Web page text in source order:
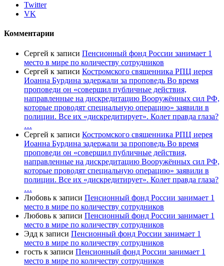
Twitter
VK
Комментарии
Сергей к записи Пенсионный фонд России занимает 1
место в мире по количеству сотрудников
Сергей к записи Костромского священника РПЦ иерея
Иоанна Бурдина задержали за проповедь Во время
проповеди он «совершил публичные действия,
направленные на дискредитацию Вооружённых сил РФ,
которые проводят специальную операцию» заявили в
полиции. Все их «дискредитирует». Колет правда глаза?
…
Сергей к записи Костромского священника РПЦ иерея
Иоанна Бурдина задержали за проповедь Во время
проповеди он «совершил публичные действия,
направленные на дискредитацию Вооружённых сил РФ,
которые проводят специальную операцию» заявили в
полиции. Все их «дискредитирует». Колет правда глаза?
…
Любовь к записи Пенсионный фонд России занимает 1
место в мире по количеству сотрудников
Любовь к записи Пенсионный фонд России занимает 1
место в мире по количеству сотрудников
Эдд к записи Пенсионный фонд России занимает 1
место в мире по количеству сотрудников
гость к записи Пенсионный фонд России занимает 1
место в мире по количеству сотрудников